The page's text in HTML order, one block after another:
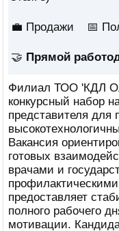
💼 Продажи 📅
🤝 Прямой
Филиал ТОО 'КДЛ
конкурсный набор
представителя для
Вакансия
готовых
врачами и
предоставляет
полного рабочего
мотивации.